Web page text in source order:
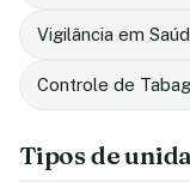
Vigilância em
Controle de
Tipos de